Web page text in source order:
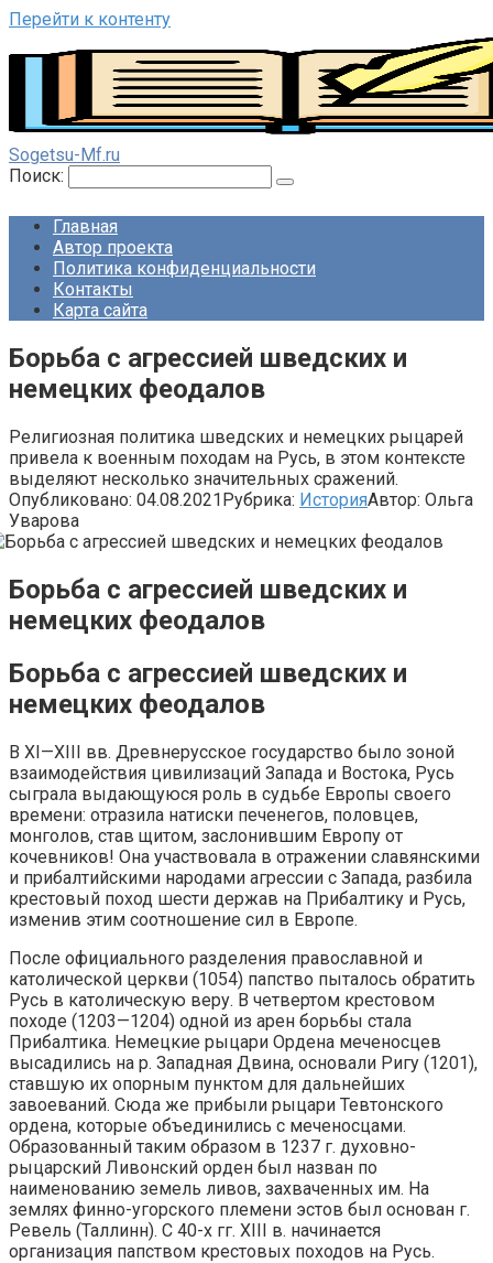
Перейти к контенту
Sogetsu-Mf.ru
Поиск:
Главная
Автор проекта
Политика конфиденциальности
Контакты
Карта сайта
Борьба с агрессией шведских и
немецких феодалов
Религиозная политика шведских и немецких рыцарей
привела к военным походам на Русь, в этом контексте
выделяют несколько значительных сражений.
Опубликовано: 04.08.2021Рубрика: ИсторияАвтор: Ольга
Уварова
Борьба с агрессией шведских и
немецких феодалов
Борьба с агрессией шведских и
немецких феодалов
В XI—XIII вв. Древнерусское государство было зоной
взаимодействия цивилизаций Запада и Востока, Русь
сыграла выдающуюся роль в судьбе Европы своего
времени: отразила натиски печенегов, половцев,
монголов, став щитом, заслонившим Европу от
кочевников! Она участвовала в отражении славянскими
и прибалтийскими народами агрессии с Запада, разбила
крестовый поход шести держав на Прибалтику и Русь,
изменив этим соотношение сил в Европе.
После официального разделения православной и
католической цер­кви (1054) папство пыталось обратить
Русь в католическую веру. В четвертом крестовом
походе (1203—1204) одной из арен борьбы стала
Прибалтика. Немецкие рыцари Ордена меченосцев
высадились на р. Западная Двина, основали Ригу (1201),
ставшую их опорным пунктом для дальнейших
завоеваний. Сюда же прибыли рыцари Тевтонского
ордена, которые объединились с меченосцами.
Образованный таким образом в 1237 г. духовно-
рыцарский Ливонский орден был назван по
наименованию земель ливов, захваченных им. На
землях финно-угорского племени эстов был основан г.
Ревель (Таллинн). С 40-х гг. XIII в. начинается
организация папством крестовых походов на Русь.